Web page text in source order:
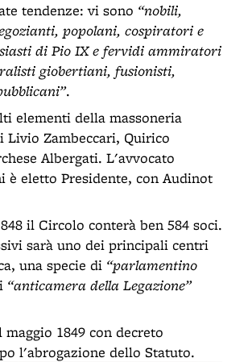
tendenze: vi sono “nobili,
popolani, cospiratori e
di Pio IX e fervidi ammiratori
giobertiani, fusionisti,
.
elementi della massoneria
Livio Zambeccari, Quirico
Albergati. L'avvocato
è eletto Presidente, con Audinot
il Circolo conterà ben 584 soci.
sarà uno dei principali centri
una specie di “parlamentino
“anticamera della Legazione”
1849 con decreto
l'abrogazione dello Statuto.